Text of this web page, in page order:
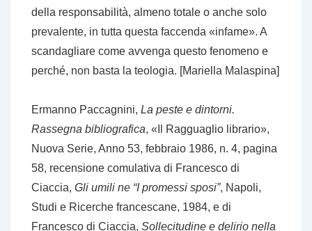
della responsabilità, almeno totale o anche solo
prevalente, in tutta questa faccenda «infame». A
scandagliare come avvenga questo fenomeno e
perché, non basta la teologia. [Mariella Malaspina]
Ermanno Paccagnini, La peste e dintorni.
Rassegna bibliografica, «Il Ragguaglio librario»,
Nuova Serie, Anno 53, febbraio 1986, n. 4, pagina
58, recensione comulativa di Francesco di
Ciaccia, Gli umili ne “I promessi sposi”, Napoli,
Studi e Ricerche francescane, 1984, e di
Francesco di Ciaccia, Sollecitudine e delirio nella